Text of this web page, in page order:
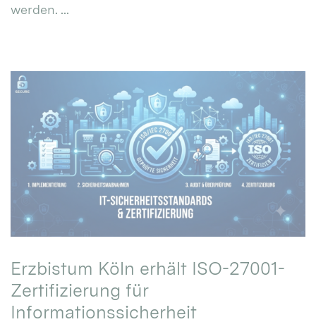
werden. ...
Erzbistum Köln erhält ISO-27001-
Zertifizierung für
Informationssicherheit